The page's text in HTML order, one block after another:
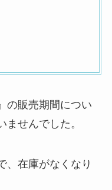
の販売期間につい
せんでした。
、在庫がなくなり